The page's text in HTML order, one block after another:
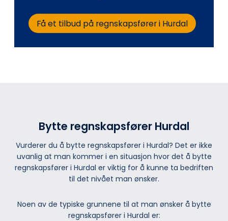
Få et tilbud på regnskapsfører i Hurdal
Bytte regnskapsfører Hurdal
Vurderer du å bytte regnskapsfører i Hurdal? Det er ikke
uvanlig at man kommer i en situasjon hvor det å bytte
regnskapsfører i Hurdal er viktig for å kunne ta bedriften
til det nivået man ønsker.
Noen av de typiske grunnene til at man ønsker å bytte
regnskapsfører i Hurdal er: